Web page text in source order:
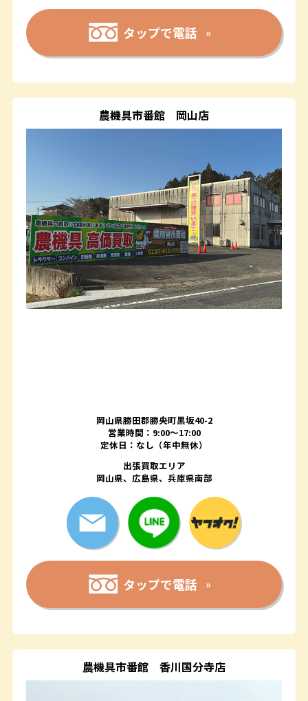
タップで電話
農機具市番館 岡山店
岡山県勝田郡勝央町黒坂40-2
営業時間：9:00～17:00
定休日：なし（年中無休）
出張買取エリア
岡山県、広島県、兵庫県南部
タップで電話
農機具市番館 香川国分寺店